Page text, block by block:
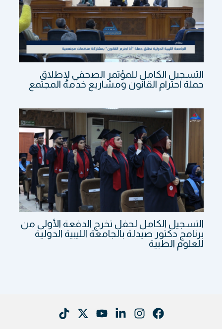
التسجيل الكامل للمؤتمر الصحفي لإطلاق
حملة احترام القانون ومشاريع خدمة المجتمع
التسجيل الكامل لحفل تخرج الدفعة الأولى من
برنامج دكتور صيدلة بالجامعة الليبية الدولية
للعلوم الطبية